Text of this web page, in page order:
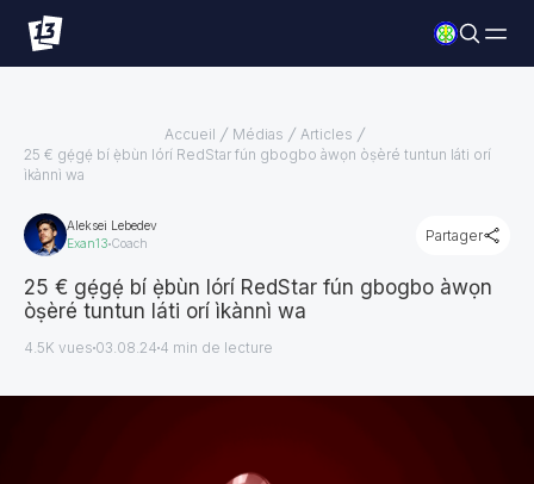
Accueil Médias
Articles
25 € gẹ́gẹ́ bí ẹ̀bùn lórí RedStar fún gbogbo àwọn òṣèré tuntun láti orí
ìkànnì wa
Aleksei Lebedev
Exan13 Coach Partager
25 € gẹ́gẹ́ bí ẹ̀bùn lórí RedStar fún gbogbo àwọn
òṣèré tuntun láti orí ìkànnì wa
4.5K vues 03.08.24 4 min de lecture